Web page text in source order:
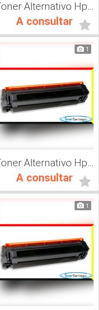
Toner Alternativo Hp CF500A, Impresora Láser
A consultar
1
Toner Alternativo Hp CF502A, Impresora Láser
A consultar
1